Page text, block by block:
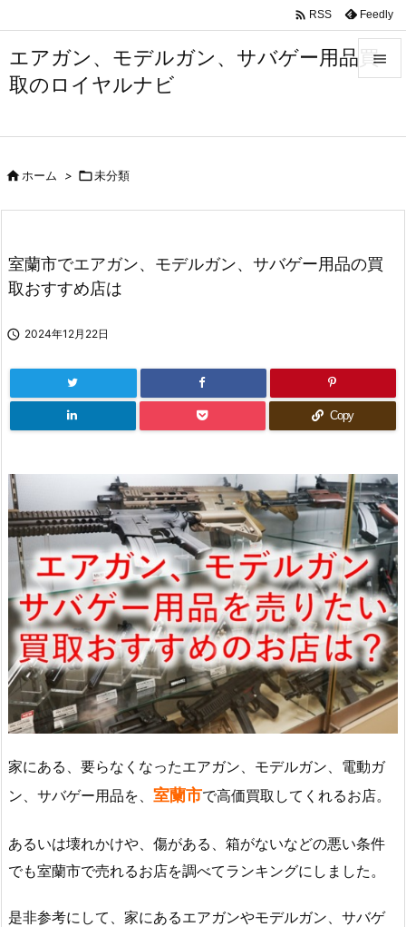
エアガン、モデルガン、サバゲー用品買
取のロイヤルナビ


前へ
次へ
 RSS Feedly
ホーム > 未分類
室蘭市でエアガン、モデルガン、サバゲー用品の買
取おすすめ店は
 2024年12月22日
Copy
家にある、要らなくなったエアガン、モデルガン、電動ガ
ン、サバゲー用品を、 室蘭市で高価買取してくれるお店。
あるいは壊れかけや、傷がある、箱がないなどの悪い条件
でも室蘭市で売れるお店を調べてランキングにしました。
是非参考にして、家にあるエアガンやモデルガン、サバゲ